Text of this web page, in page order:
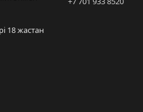
18 жастан